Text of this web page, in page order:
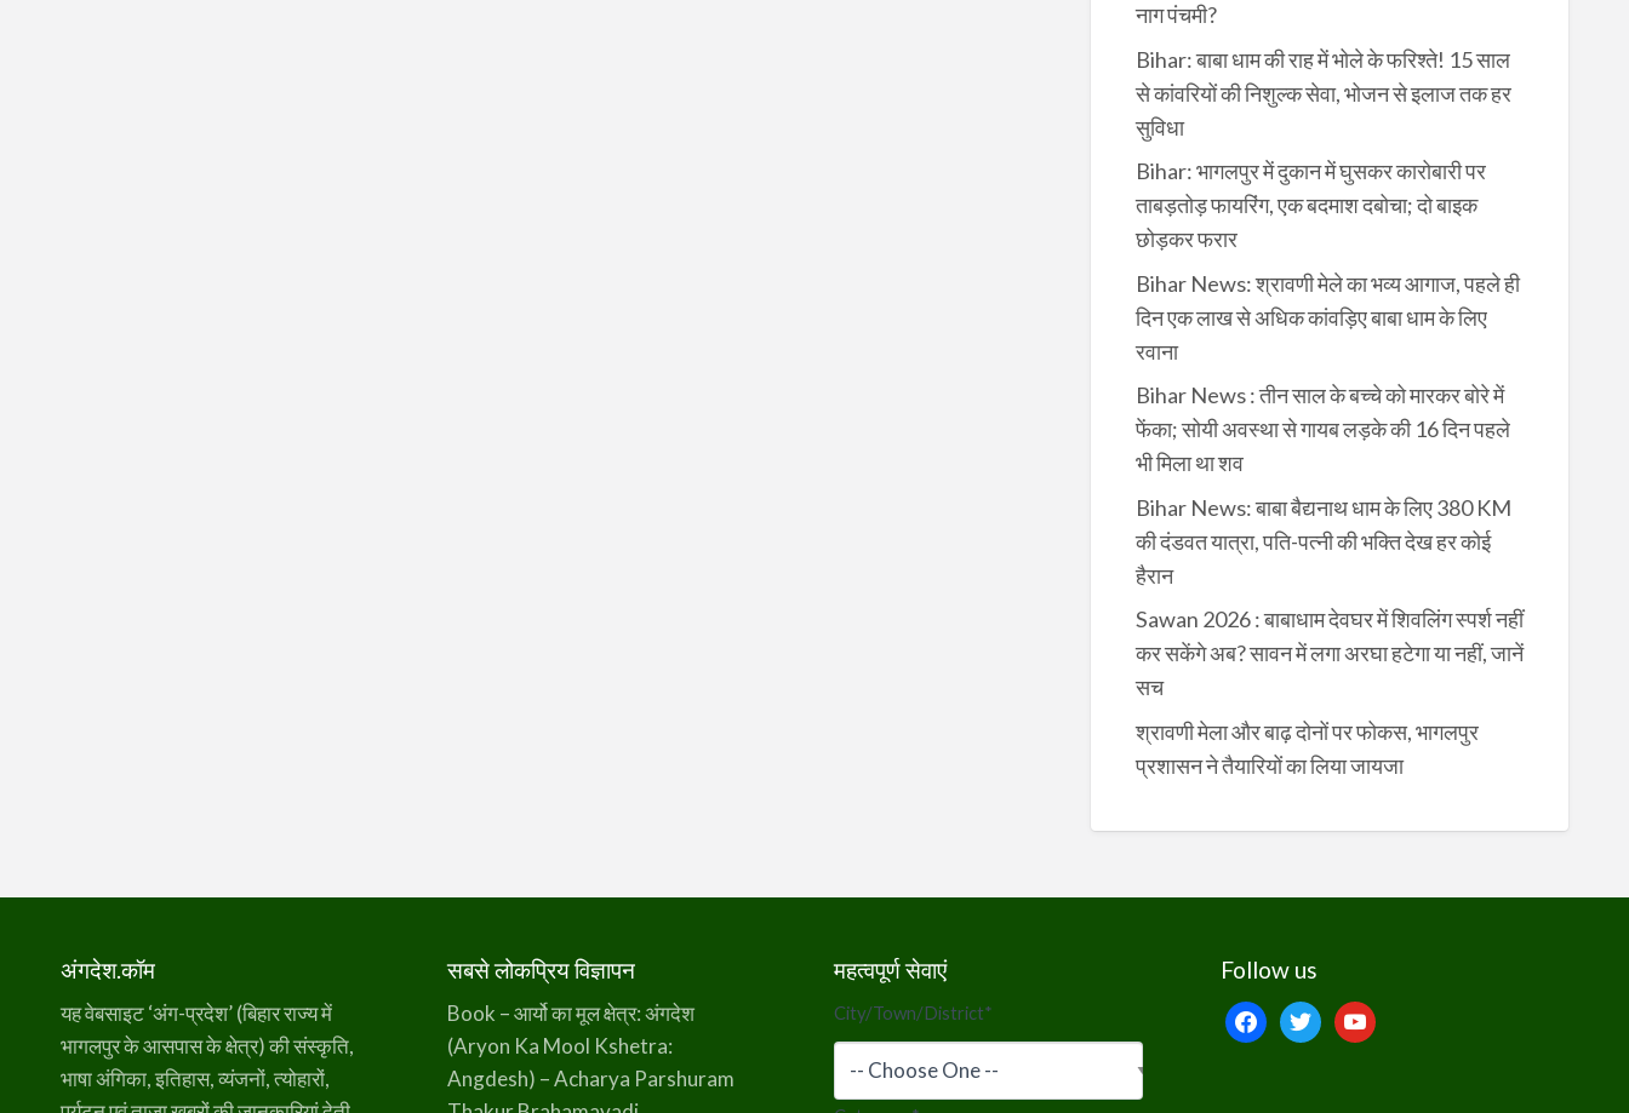
नाग पंचमी?
Bihar: बाबा धाम की राह में भोले के फरिश्ते! 15 साल
से कांवरियों की निशुल्क सेवा, भोजन से इलाज तक हर
सुविधा
Bihar: भागलपुर में दुकान में घुसकर कारोबारी पर
ताबड़तोड़ फायरिंग, एक बदमाश दबोचा; दो बाइक
छोड़कर फरार
Bihar News: श्रावणी मेले का भव्य आगाज, पहले ही
दिन एक लाख से अधिक कांवड़िए बाबा धाम के लिए
रवाना
Bihar News : तीन साल के बच्चे को मारकर बोरे में
फेंका; सोयी अवस्था से गायब लड़के की 16 दिन पहले
भी मिला था शव
Bihar News: बाबा बैद्यनाथ धाम के लिए 380 KM
की दंडवत यात्रा, पति-पत्नी की भक्ति देख हर कोई
हैरान
Sawan 2026 : बाबाधाम देवघर में शिवलिंग स्पर्श नहीं
कर सकेंगे अब? सावन में लगा अरघा हटेगा या नहीं, जानें
सच
श्रावणी मेला और बाढ़ दोनों पर फोकस, भागलपुर
प्रशासन ने तैयारियों का लिया जायजा
अंगदेश.कॉम
यह वेबसाइट ‘अंग-प्रदेश’ (बिहार राज्य में
भागलपुर के आसपास के क्षेत्र) की संस्कृति,
भाषा अंगिका, इतिहास, व्यंजनों, त्योहारों,
सबसे लोकप्रिय विज्ञापन
Book – आर्यो का मूल क्षेत्र: अंगदेश
(Aryon Ka Mool Kshetra:
Angdesh) – Acharya Parshuram
महत्वपूर्ण सेवाएं
City/Town/District*
Follow us
facebooktwitteryoutube